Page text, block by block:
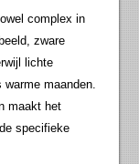
complex in
zware
lichte
warme maanden.
maakt het
specifieke